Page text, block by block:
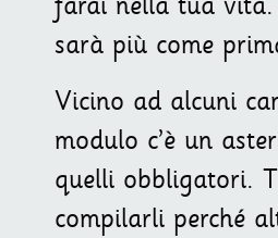
sarà più come
Vicino ad alcuni
modulo c’è un
quelli obbligatori.
compilarli perché